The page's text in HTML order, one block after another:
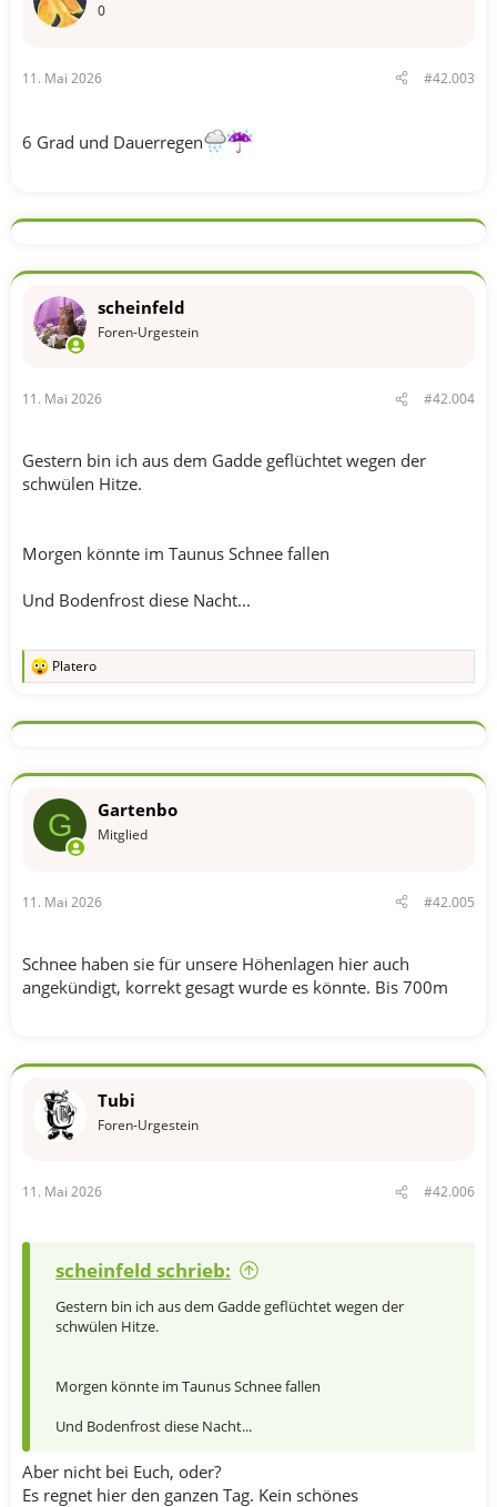
0
11. Mai 2026 #42.003
6 Grad und Dauerregen
scheinfeld
Foren-Urgestein
11. Mai 2026 #42.004
Gestern bin ich aus dem Gadde geflüchtet wegen der
schwülen Hitze.
Morgen könnte im Taunus Schnee fallen
Und Bodenfrost diese Nacht...
R
k
o
e
n
Platero
G Gartenbo
Mitglied
11. Mai 2026 #42.005
Schnee haben sie für unsere Höhenlagen hier auch
angekündigt, korrekt gesagt wurde es könnte. Bis 700m
Tubi
Foren-Urgestein
11. Mai 2026 #42.006
scheinfeld schrieb:
Gestern bin ich aus dem Gadde geflüchtet wegen der
schwülen Hitze.
Morgen könnte im Taunus Schnee fallen
Und Bodenfrost diese Nacht...
Aber nicht bei Euch, oder?
Es regnet hier den ganzen Tag. Kein schönes